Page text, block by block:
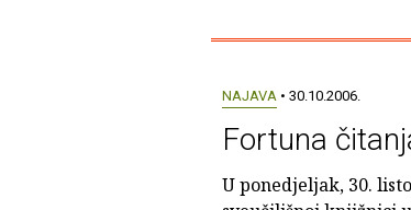
NAJAVA• 30.10.2006.
Fortuna
U ponedjeljak, 30.